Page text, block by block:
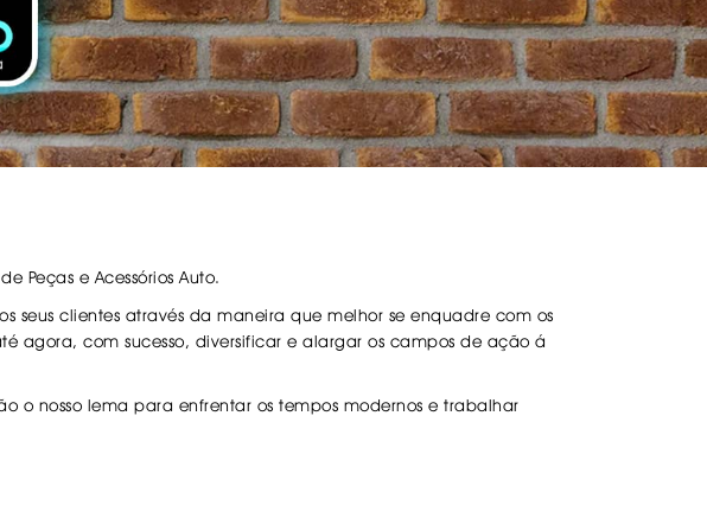
. FITA COLA E ADESIVOS
. LUVAS
. MACACOS E PREGUIÇAS
. MANUTENÇÃO
. REPARAÇÃO FURO PNEUS
. PASTILHAS TRAVÃO EBC
Peças e Acessórios Auto.
seus clientes através da maneira que melhor se enquadre com os
agora, com sucesso, diversificar e alargar os campos de ação á
o nosso lema para enfrentar os tempos modernos e trabalhar